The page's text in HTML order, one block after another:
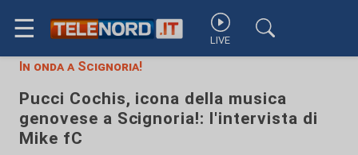
☰ LIVE
In onda a Scignoria!
Pucci Cochis, icona della musica
genovese a Scignoria!: l'intervista di
Mike fC